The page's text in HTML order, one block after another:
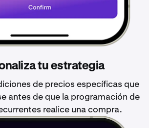
tu estrategia
de precios específicas que
antes de que la programación de
realice una compra.